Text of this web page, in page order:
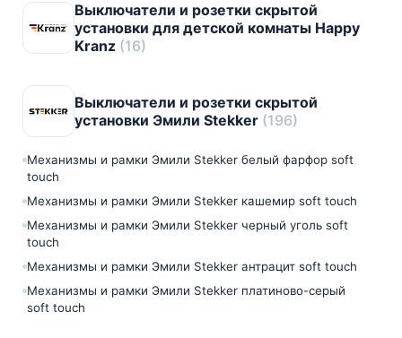
Выключатели и розетки скрытой
установки для детской комнаты Happy
Kranz (16)
Выключатели и розетки скрытой
установки Эмили Stekker (196)
Механизмы и рамки Эмили Stekker белый фарфор soft
touch
Механизмы и рамки Эмили Stekker кашемир soft touch
Механизмы и рамки Эмили Stekker черный уголь soft
touch
Механизмы и рамки Эмили Stekker антрацит soft touch
Механизмы и рамки Эмили Stekker платиново-серый
soft touch